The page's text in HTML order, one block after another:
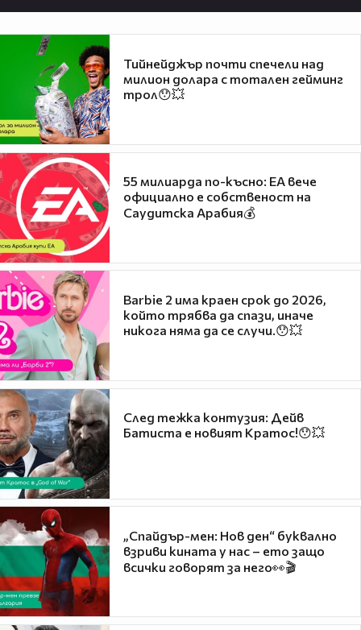
Тийнейджър почти спечели над
милион долара с тотален гейминг
трол😯💥
55 милиарда по-късно: EA вече
официално е собственост на
Саудитска Арабия💰
Barbie 2 има краен срок до 2026,
който трябва да спази, иначе
никога няма да се случи.😯💥
След тежка контузия: Дейв
Батиста е новият Кратос!😯💥
„Спайдър-мен: Нов ден“ буквално
взриви кината у нас – ето защо
всички говорят за него👀🎬